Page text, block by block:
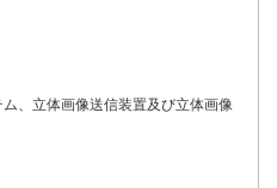
、立体画像送信装置及び立体画像